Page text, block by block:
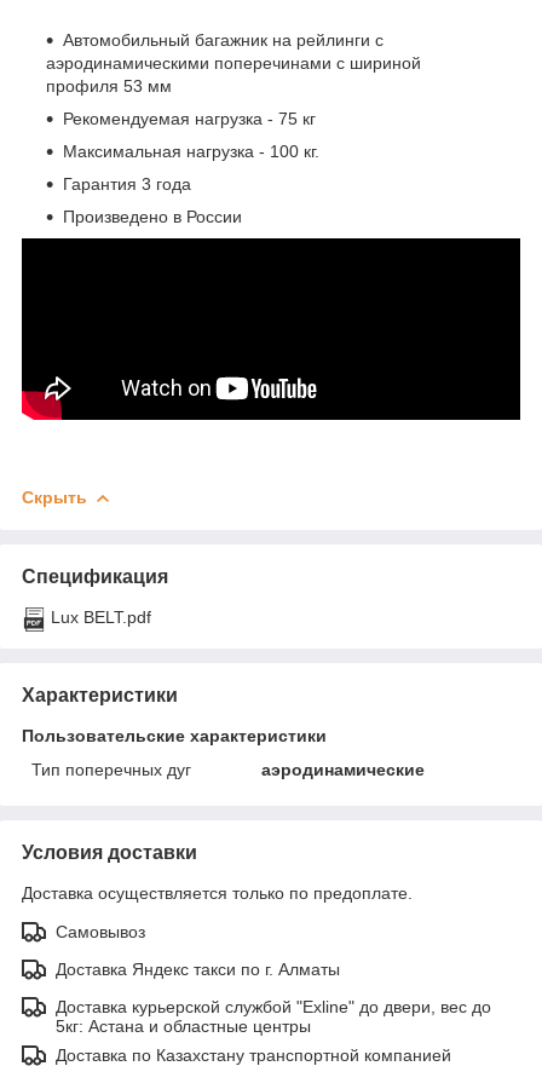
Автомобильный багажник на рейлинги с
аэродинамическими поперечинами с шириной
профиля 53 мм
Рекомендуемая нагрузка - 75 кг
Максимальная нагрузка - 100 кг.
Гарантия 3 года
Произведено в России
Скрыть
Спецификация
Lux BELT.pdf
Характеристики
Пользовательские характеристики
Тип поперечных дуг
аэродинамические
Условия доставки
Доставка осуществляется только по предоплате.
Самовывоз
Доставка Яндекс такси по г. Алматы
Доставка курьерской службой "Exline" до двери, вес до
5кг: Астана и областные центры
Доставка по Казахстану транспортной компанией